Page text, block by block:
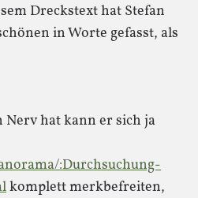
Dreckstext hat Stefan
in Worte gefasst, als
Nerv hat kann er sich ja
:Durchsuchung-
komplett merkbefreiten,